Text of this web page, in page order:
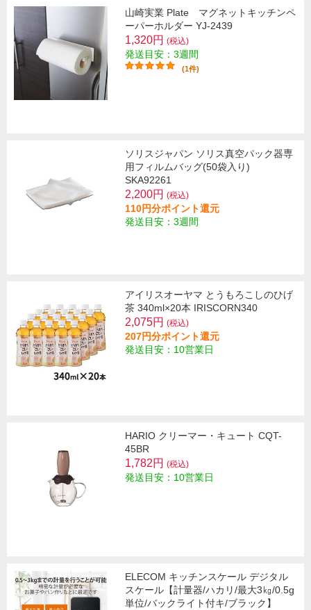
山崎実業 Plate マグネットキッチンペ
ーパーホルダー YJ-2439
1,320円 (税込)
発送目安：3週間
(1件)
ソリスジャパン ソリス真空パック器専
用フィルムバッグ(50袋入り)
SKA92261
2,200円 (税込)
110円分ポイント還元
発送目安：3週間
アイリスオーヤマ とうもろこしのひげ
茶 340ml×20本 IRISCORN340
2,075円 (税込)
207円分ポイント還元
発送目安：10営業日
HARIO クリーマー・キュート CQT-
45BR
1,782円 (税込)
発送目安：10営業日
ELECOM キッチンスケール デジタル
スケール【計量器/ハカリ/最大3㎏/0.5g
単位/バックライト付キ/ブラック】